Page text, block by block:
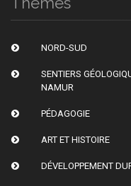
NORD-SUD
SENTIERS
NAMUR
PÉDAGOGIE
ART ET HISTOIRE
DÉVELOPPEMENT